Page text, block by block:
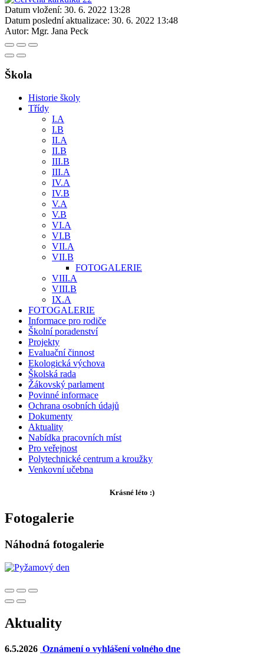
Datum vložení: 30. 6. 2022 13:28
Datum poslední aktualizace: 30. 6. 2022 13:48
Autor: Mgr. Jana Peck
Škola
Historie školy
Třídy
I.A
I.B
II.A
II.B
III.B
III.A
IV.A
IV.B
V.A
V.B
VI.A
VI.B
VII.A
VII.B
FOTOGALERIE
VIII.A
VIII.B
IX.A
FOTOGALERIE
Informace pro rodiče
Školní poradenství
Projekty
Evaluační činnost
Ekologická výchova
Školská rada
Žákovský parlament
Povinné informace
Ochrana osobních údajů
Dokumenty
Aktuality
Nabídka pracovních míst
Pro veřejnost
Polytechnické centrum a kroužky
Venkovní učebna
Krásné léto :)
Fotogalerie
Náhodná fotogalerie
Aktuality
6.5.2026 Oznámení o vyhlášení volného dne